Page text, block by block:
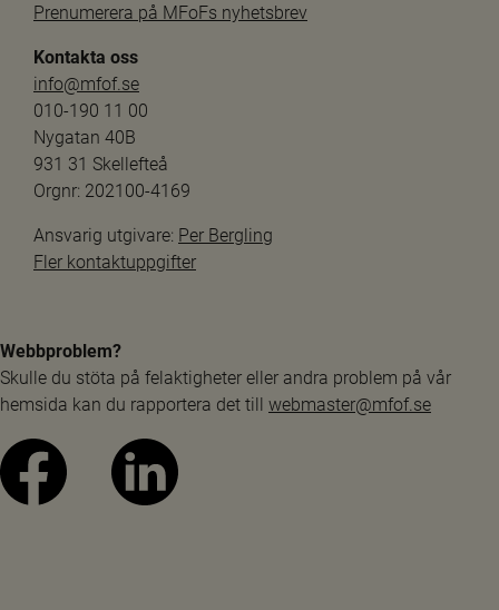
Prenumerera på MFoFs nyhetsbrev
Kontakta oss
info@mfof.se
010-190 11 00
Nygatan 40B
931 31 Skellefteå
Orgnr: 202100-4169
Ansvarig utgivare: Per Bergling
Fler kontaktuppgifter
Webbproblem?
Skulle du stöta på felaktigheter eller andra problem på vår
hemsida kan du rapportera det till webmaster@mfof.se